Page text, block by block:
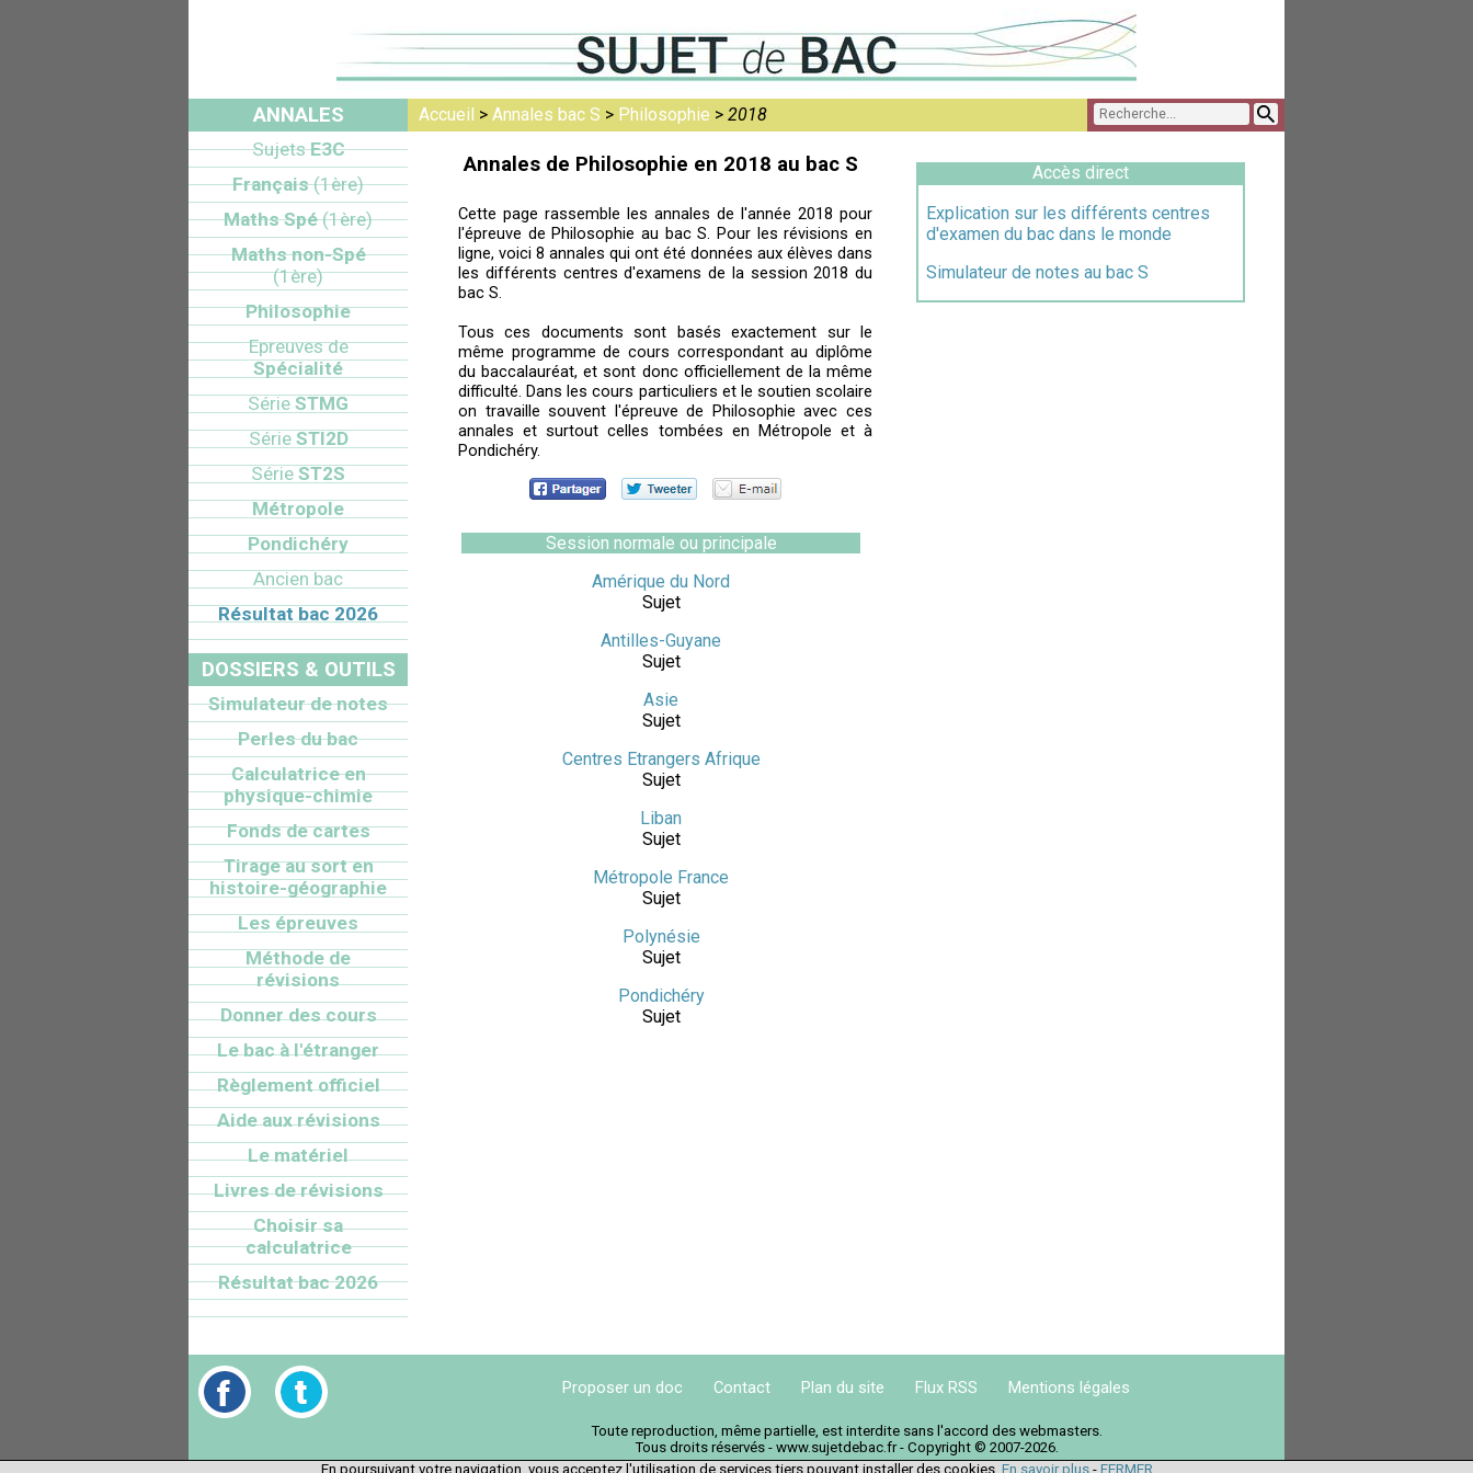
Accueil > Annales bac S > Philosophie > 2018
Annales de Philosophie en 2018 au bac S
Cette page rassemble les annales de l'année 2018 pour
l'épreuve de Philosophie au bac S. Pour les révisions en
ligne, voici 8 annales qui ont été données aux élèves dans
les différents centres d'examens de la session 2018 du
bac S.
Tous ces documents sont basés exactement sur le
même programme de cours correspondant au diplôme
du baccalauréat, et sont donc officiellement de la même
difficulté. Dans les cours particuliers et le soutien scolaire
on travaille souvent l'épreuve de Philosophie avec ces
annales et surtout celles tombées en Métropole et à
Pondichéry.
Session normale ou principale
Amérique du Nord
Sujet
Antilles-Guyane
Sujet
Asie
Sujet
Centres Etrangers Afrique
Sujet
Liban
Sujet
Métropole France
Sujet
Polynésie
Sujet
Pondichéry
Sujet
Accès direct
Explication sur les différents centres
d'examen du bac dans le monde
Simulateur de notes au bac S
ANNALES
SujetsE3C
Français(1ère)
Maths Spé(1ère)
Maths non-Spé
(1ère)
Philosophie
Epreuves de
Spécialité
Série STMG
SérieSTI2D
Série ST2S
Métropole
Pondichéry
Ancien bac
Résultat bac 2026
DOSSIERS & OUTILS
Simulateur de notes
Perles du bac
Calculatrice en
physique-chimie
Fonds de cartes
Tirage au sort en
histoire-géographie
Les épreuves
Méthode de
révisions
Donner des cours
Le bac à l'étranger
Règlement officiel
Aide aux révisions
Le matériel
Livres de révisions
Choisir sa
calculatrice
Résultat bac 2026
Proposer un doc Contact Plan du site Flux RSS Mentions légales
Toute reproduction, même partielle, est interdite sans l'accord des webmasters.
Tous droits réservés - www.sujetdebac.fr - Copyright © 2007-2026.
En poursuivant votre navigation, vous acceptez l'utilisation de services tiers pouvant installer des cookies. En savoir plus- FERMER